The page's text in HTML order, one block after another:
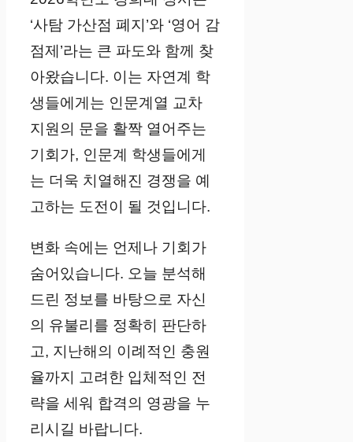
‘사탐 가산점 폐지’와 ‘영어 감
점제’라는 큰 파도와 함께 찾
아왔습니다. 이는 자연계 학
생들에게는 인문계열 교차
지원의 문을 활짝 열어주는
기회가, 인문계 학생들에게
는 더욱 치열해진 경쟁을 예
고하는 도전이 될 것입니다.
변화 속에는 언제나 기회가
숨어있습니다. 오늘 분석해
드린 정보를 바탕으로 자신
의 유불리를 정확히 판단하
고, 지난해의 이례적인 충원
율까지 고려한 입체적인 전
략을 세워 합격의 영광을 누
리시길 바랍니다.